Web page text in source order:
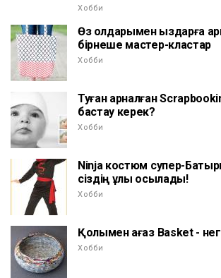
Хобби
Өз қолдарымен қыздарға
бірнеше мастер-кластар
Хобби
Туған арналған
бастау керек?
Хобби
Ninja костюм супер-
сіздің ұлы қосылады!
Хобби
Қолымен қағаз Basket -
Хобби